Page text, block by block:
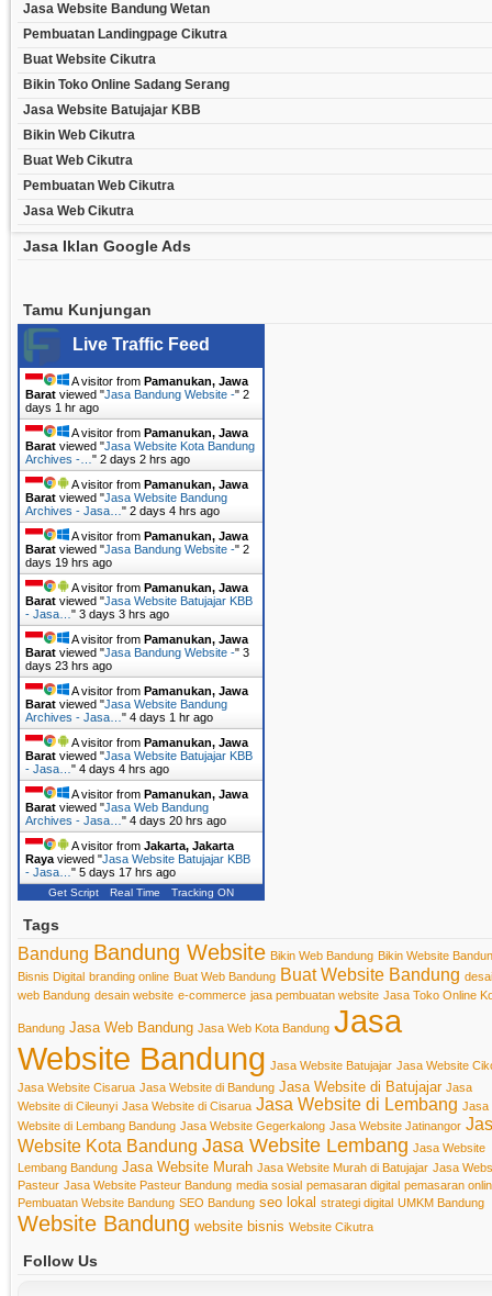
Jasa Website Bandung Wetan
Pembuatan Landingpage Cikutra
Buat Website Cikutra
Bikin Toko Online Sadang Serang
Jasa Website Batujajar KBB
Bikin Web Cikutra
Buat Web Cikutra
Pembuatan Web Cikutra
Jasa Web Cikutra
Jasa Iklan Google Ads
Tamu Kunjungan
Live Traffic Feed
A visitor from Pamanukan, Jawa
Barat viewed "Jasa Bandung Website -" 2
days 1 hr ago
A visitor from Pamanukan, Jawa
Barat viewed "Jasa Website Kota Bandung
Archives -… " 2 days 2 hrs ago
A visitor from Pamanukan, Jawa
Barat viewed "Jasa Website Bandung
Archives - Jasa… " 2 days 4 hrs ago
A visitor from Pamanukan, Jawa
Barat viewed "Jasa Bandung Website -" 2
days 19 hrs ago
A visitor from Pamanukan, Jawa
Barat viewed "Jasa Website Batujajar KBB
- Jasa… " 3 days 3 hrs ago
A visitor from Pamanukan, Jawa
Barat viewed "Jasa Bandung Website -" 3
days 23 hrs ago
A visitor from Pamanukan, Jawa
Barat viewed "Jasa Website Bandung
Archives - Jasa… " 4 days 1 hr ago
A visitor from Pamanukan, Jawa
Barat viewed "Jasa Website Batujajar KBB
- Jasa… " 4 days 4 hrs ago
A visitor from Pamanukan, Jawa
Barat viewed "Jasa Web Bandung
Archives - Jasa… " 4 days 20 hrs ago
A visitor from Jakarta, Jakarta
Raya viewed "Jasa Website Batujajar KBB
- Jasa… " 5 days 17 hrs ago
Get Script Real Time Tracking ON
Tags
Bandung Bandung Website Bikin Web Bandung Bikin Website
Bisnis Digital branding online Buat Web Bandung Buat Website Bandung
web Bandung desain website e-commerce jasa pembuatan website Jasa Toko Online
Bandung Jasa Web Bandung Jasa Web Kota Bandung Jasa
Website Bandung Jasa Website Batujajar Jasa Website
Jasa Website Cisarua Jasa Website di Bandung Jasa Website di Batujajar Jasa
Website di Cileunyi Jasa Website di Cisarua Jasa Website di Lembang Jasa
Website di Lembang Bandung Jasa Website Gegerkalong Jasa Website Jatinangor
Website Kota Bandung Jasa Website Lembang Jasa Website
Lembang Bandung Jasa Website Murah Jasa Website Murah di Batujajar Jasa
Pasteur Jasa Website Pasteur Bandung media sosial pemasaran digital pemasaran
Pembuatan Website Bandung SEO Bandung seo lokal strategi digital UMKM Bandung
Website Bandung website bisnis Website Cikutra
Follow Us